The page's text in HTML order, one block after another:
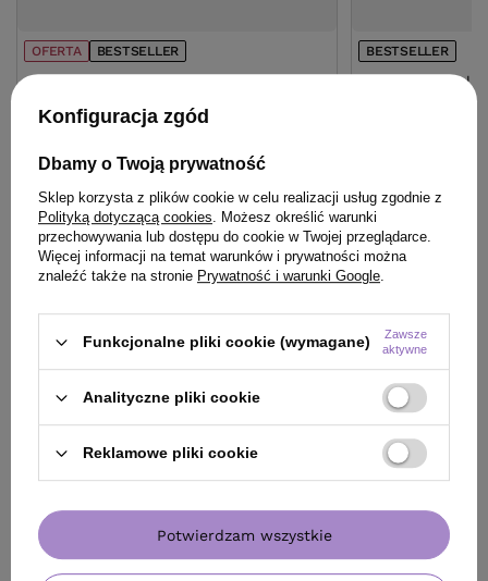
OFERTA BESTSELLER
Serum Davines More Inside Curl Building
(32,60 zł / 100ml)
81.5 pkt punktów
Najniższa cena produktu w okresie 30 dni przed
wprowadzeniem obniżki:80,75 zł +1%
Cena katalogowa:115,01 zł -29%
Do koszyka
BESTSELLER
Woda Montibello
22,90 zł
(38,17 zł / 100ml)
22.9pktpunktów
ZOBACZ RÓWNIEŻ
Konfiguracja zgód
Dbamy o Twoją prywatność
Sklep korzysta z plików cookie w celu realizacji usług zgodnie z
Polityką dotyczącą cookies. Możesz określić warunki
przechowywania lub dostępu do cookie w Twojej przeglądarce.
Więcej informacji na temat warunków i prywatności można
znaleźć także na stronie Prywatność i warunki Google.
Funkcjonalne pliki cookie (wymagane)
Zawsze
aktywne
Analityczne pliki cookie
Reklamowe pliki cookie
Potwierdzam wszystkie